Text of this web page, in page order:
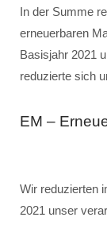
In der Summe
erneuerbaren
Basisjahr 2021
reduzierte sich
EM –
Wir reduzierten
2021 unser